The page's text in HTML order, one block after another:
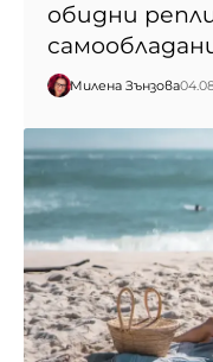
обидни
Милена Зънзова